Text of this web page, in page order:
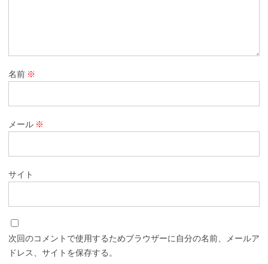
名前 ※
メール ※
サイト
次回のコメントで使用するためブラウザーに自分の名前、メールア
ドレス、サイトを保存する。